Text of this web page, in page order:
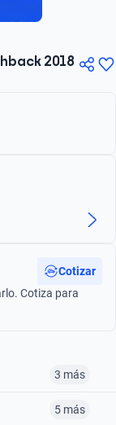
2018
Cotizar
Cotiza para
3 más
5 más